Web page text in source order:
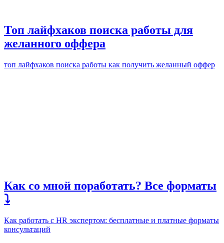
Топ лайфхаков поиска работы для
желанного оффера
топ лайфхаков поиска работы как получить желанный оффер
Как со мной поработать? Все форматы
⤵️
Как работать с HR экспертом: бесплатные и платные форматы
консультаций